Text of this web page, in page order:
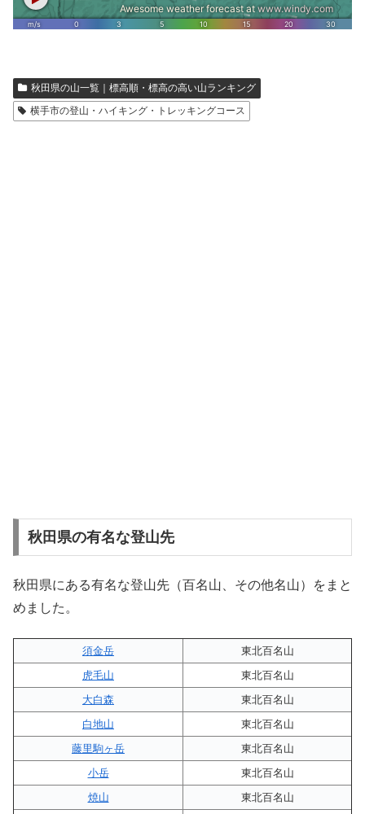
秋田県の山一覧｜標高順・標高の高い山ランキング
横手市の登山・ハイキング・トレッキングコース
秋田県の有名な登山先
秋田県にある有名な登山先（百名山、その他名山）をまと
めました。
須金岳
東北百名山
虎毛山
東北百名山
大白森
東北百名山
白地山
東北百名山
藤里駒ヶ岳
東北百名山
小岳
東北百名山
焼山
東北百名山